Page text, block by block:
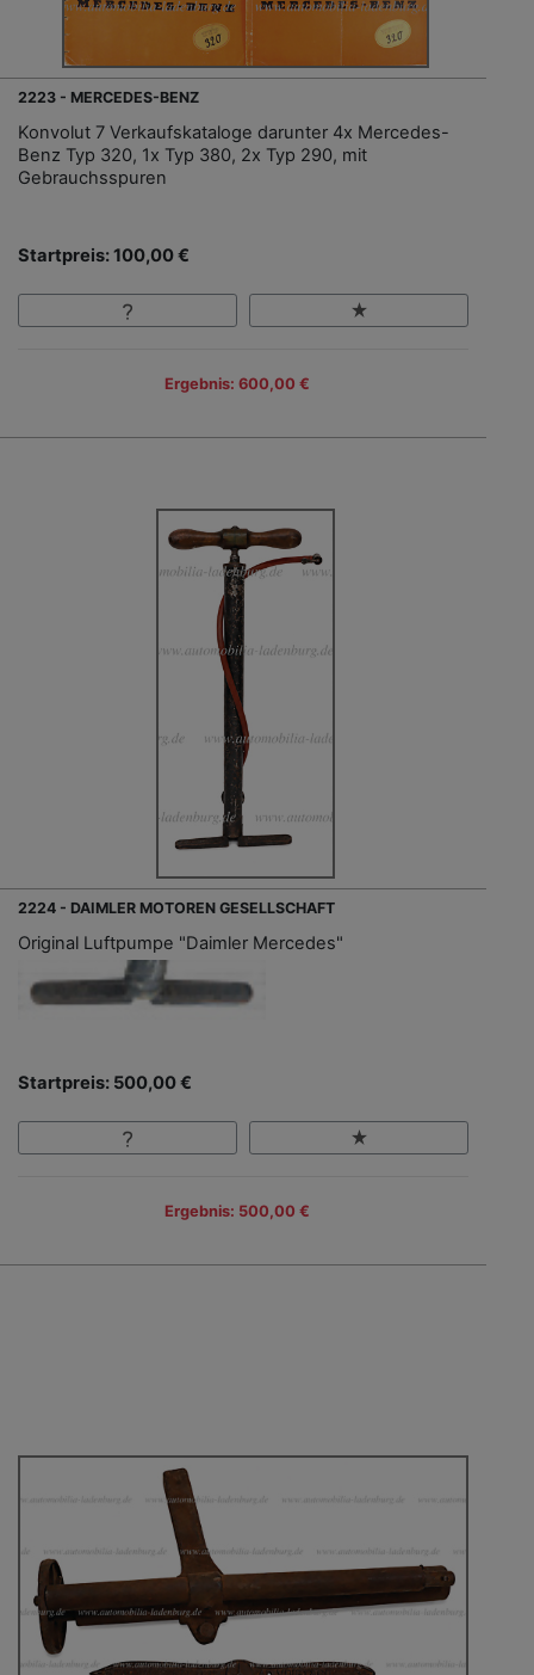
2223 - MERCEDES-BENZ
Konvolut 7 Verkaufskataloge darunter 4x Mercedes-
Benz Typ 320, 1x Typ 380, 2x Typ 290, mit
Gebrauchsspuren
Startpreis: 100,00 €
Ergebnis: 600,00 €
2224 - DAIMLER MOTOREN GESELLSCHAFT
Original Luftpumpe "Daimler Mercedes"
Startpreis: 500,00 €
Ergebnis: 500,00 €